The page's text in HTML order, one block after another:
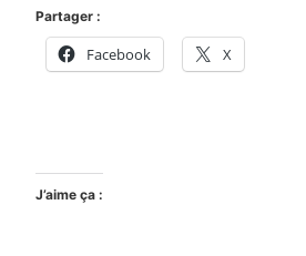
Partager :
Facebook X
J’aime ça :